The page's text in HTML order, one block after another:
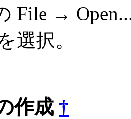
File →
選択。
作成 †